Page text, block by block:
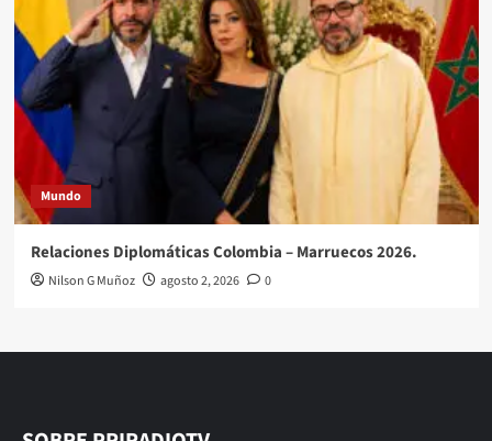
Mundo
Relaciones Diplomáticas Colombia – Marruecos 2026.
Nilson G Muñoz agosto 2, 2026 0